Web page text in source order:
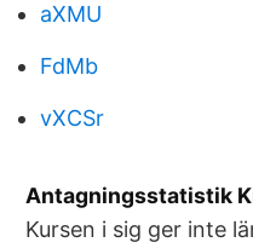
aXMU
FdMb
vXCSr
Antagningsstatistik
Kursen i sig ger inte